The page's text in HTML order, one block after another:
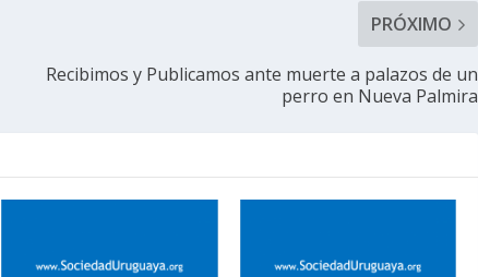
PRÓXIMO
Recibimos y Publicamos ante muerte a palazos de un
perro en Nueva Palmira